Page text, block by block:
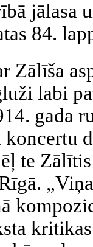
jālasa
84.
Zālīša
labi
gada
te